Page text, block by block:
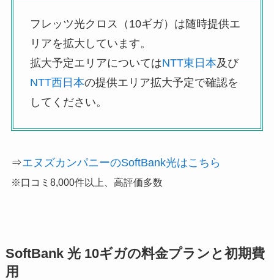
フレッツ光クロス（10ギガ）は随時提供エ
リアを拡大しています。
拡大予定エリアについてはNTT東日本及び
NTT西日本の提供エリア拡大予定で確認を
してください。
⇒エヌズカンパニーのSoftBank光はこちら
※口コミ8,000件以上、高評価多数
SoftBank 光 10ギガの料金プランと初期費
用